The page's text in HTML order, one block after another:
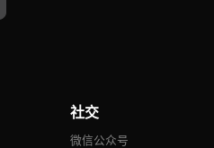
社交
微信公众号